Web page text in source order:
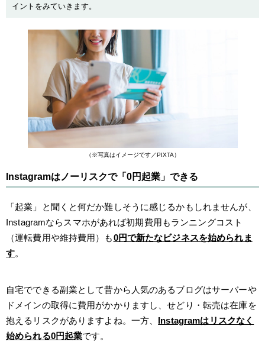
イントをみていきます。
（※写真はイメージです／PIXTA）
Instagramはノーリスクで「0円起業」できる
「起業」と聞くと何だか難しそうに感じるかもしれませんが、
Instagramならスマホがあれば初期費用もランニングコスト
（運転費用や維持費用）も0円で新たなビジネスを始められま
す。
自宅でできる副業として昔から人気のあるブログはサーバーや
ドメインの取得に費用がかかりますし、せどり・転売は在庫を
抱えるリスクがありますよね。一方、 Instagramはリスクなく
始められる0円起業です。